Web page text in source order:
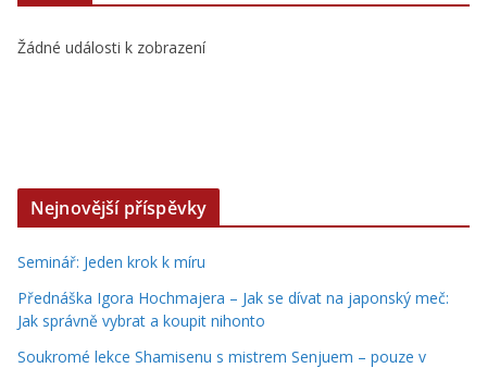
Žádné události k zobrazení
Nejnovější příspěvky
Seminář: Jeden krok k míru
Přednáška Igora Hochmajera – Jak se dívat na japonský meč:
Jak správně vybrat a koupit nihonto
Soukromé lekce Shamisenu s mistrem Senjuem – pouze v